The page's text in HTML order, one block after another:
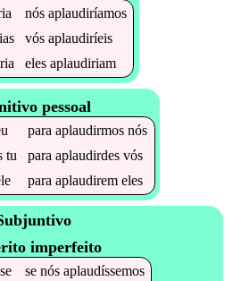
nós aplaudiríamos
vós aplaudiríeis
eles aplaudiriam
pessoal
paraaplaudirmos nós
tu paraaplaudirdes vós
paraaplaudirem eles
imperfeito
se nós aplaudíssemos